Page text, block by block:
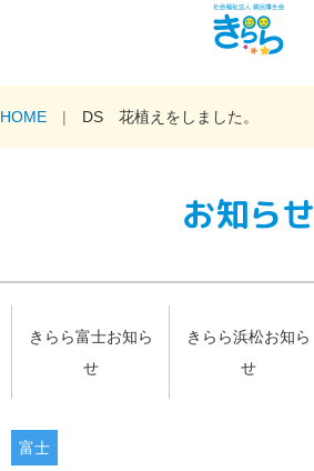
HOME DS 花植えをしました。
お知らせ
きらら富士お知ら
せ
きらら浜松お知ら
せ
富士